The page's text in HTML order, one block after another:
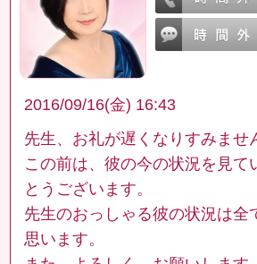
2016/09/16(金) 16:43
先生、お礼が遅くなりすみませ
この前は、彼の今の状況を見て
とうございます。
先生のおっしゃる彼の状況は全
思います。